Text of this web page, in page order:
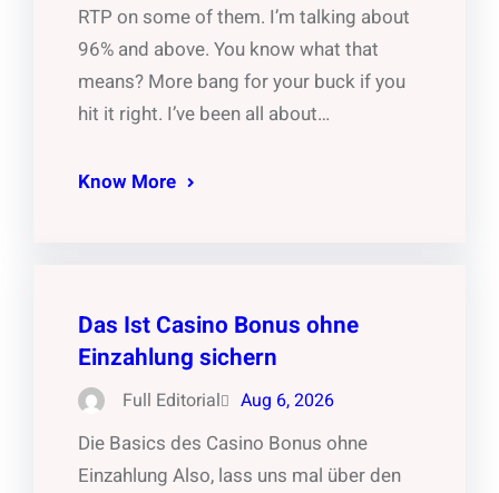
RTP on some of them. I’m talking about
96% and above. You know what that
means? More bang for your buck if you
hit it right. I’ve been all about…
Know More
Das Ist Casino Bonus ohne
Einzahlung sichern
Full Editorial Aug 6, 2026
Die Basics des Casino Bonus ohne
Einzahlung Also, lass uns mal über den